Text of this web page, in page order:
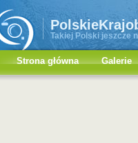
Takiej Polski jeszcze
Strona główna Galerie